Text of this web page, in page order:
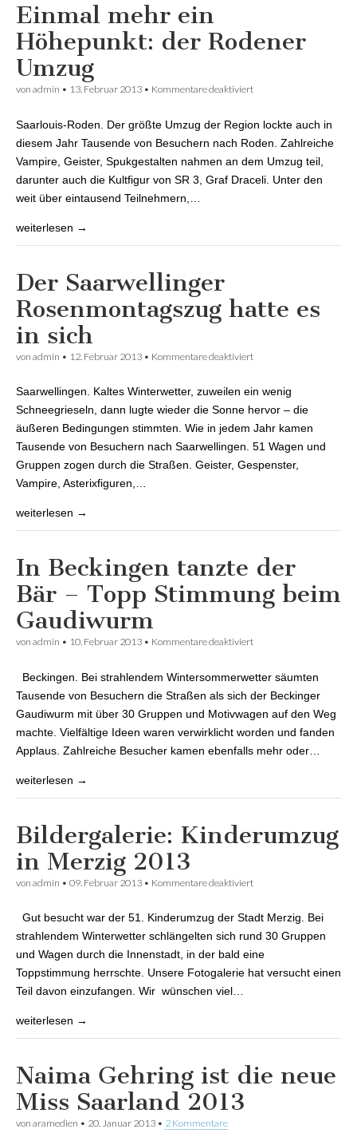
Einmal mehr ein
Höhepunkt: der Rodener
Umzug
von admin • 13. Februar 2013 • Kommentare deaktiviert
Saarlouis-Roden. Der größte Umzug der Region lockte auch in
diesem Jahr Tausende von Besuchern nach Roden. Zahlreiche
Vampire, Geister, Spukgestalten nahmen an dem Umzug teil,
darunter auch die Kultfigur von SR 3, Graf Draceli. Unter den
weit über eintausend Teilnehmern,…
weiterlesen →
Der Saarwellinger
Rosenmontagszug hatte es
in sich
von admin • 12. Februar 2013 • Kommentare deaktiviert
Saarwellingen. Kaltes Winterwetter, zuweilen ein wenig
Schneegrieseln, dann lugte wieder die Sonne hervor – die
äußeren Bedingungen stimmten. Wie in jedem Jahr kamen
Tausende von Besuchern nach Saarwellingen. 51 Wagen und
Gruppen zogen durch die Straßen. Geister, Gespenster,
Vampire, Asterixfiguren,…
weiterlesen →
In Beckingen tanzte der
Bär – Topp Stimmung beim
Gaudiwurm
von admin • 10. Februar 2013 • Kommentare deaktiviert
Gaudiwurm
Beckingen. Bei strahlendem Wintersommerwetter säumten
Tausende von Besuchern die Straßen als sich der Beckinger
Gaudiwurm mit über 30 Gruppen und Motivwagen auf den Weg
machte. Vielfältige Ideen waren verwirklicht worden und fanden
Applaus. Zahlreiche Besucher kamen ebenfalls mehr oder…
weiterlesen →
Bildergalerie: Kinderumzug
in Merzig 2013
von admin • 09. Februar 2013 • Kommentare deaktiviert
Gut besucht war der 51. Kinderumzug der Stadt Merzig. Bei
strahlendem Winterwetter schlängelten sich rund 30 Gruppen
und Wagen durch die Innenstadt, in der bald eine
Toppstimmung herrschte. Unsere Fotogalerie hat versucht einen
Teil davon einzufangen. Wir wünschen viel…
weiterlesen →
Naima Gehring ist die neue
Miss Saarland 2013
von aramedien • 20. Januar 2013 • 2 Kommentare